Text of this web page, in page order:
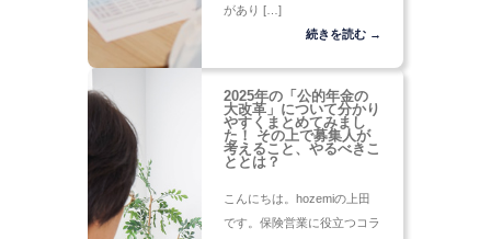
があり […]
続きを読む →
2025年の「公的年金の
大改革」について分かり
やすくまとめてみまし
た！ その上で募集人が
考えること、やるべきこ
ととは？
こんにちは。hozemiの上田
です。保険営業に役立つコラ